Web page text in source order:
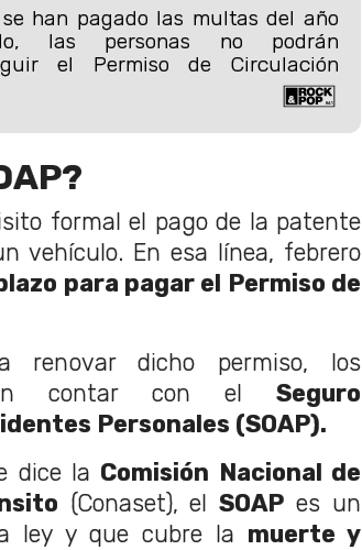
han pagado las multas del año
las personas no podrán
el Permiso de Circulación
formal el pago de la patente
vehículo. En esa línea, febrero
para pagar el Permiso de
renovar dicho permiso, los
contar con el Seguro
Personales (SOAP).
dice la Comisión Nacional de
(Conaset), elSOAP es un
ley y que cubre la muerte y